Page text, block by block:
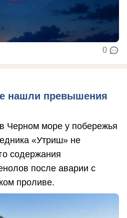
0
нашли превышения
Черном море у побережья
«Утриш» не
содержания
после аварии с
проливе.